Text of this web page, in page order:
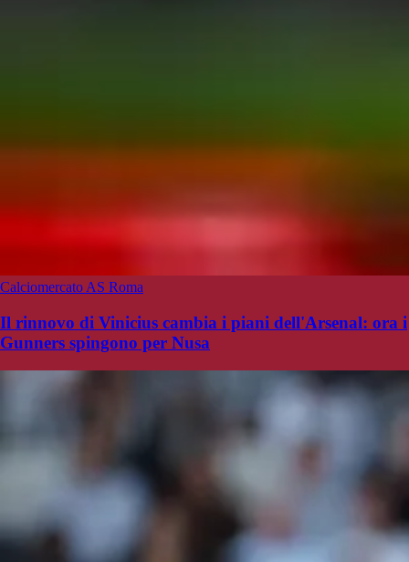
Calciomercato AS Roma
Il rinnovo di Vinicius cambia i piani dell'Arsenal: ora i
Gunners spingono per Nusa